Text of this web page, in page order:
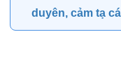
duyên, cảm tạ